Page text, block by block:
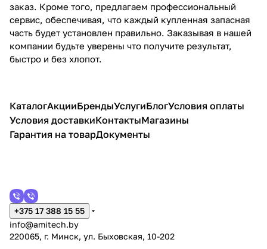
заказ. Кроме того, предлагаем профессиональный
сервис, обеспечивая, что каждый купленная запасная
часть будет установлен правильно. Заказывая в нашей
компании будьте уверены что получите результат,
быстро и без хлопот.
КаталогАкцииБрендыУслугиБлогУсловия оплаты
Условия доставкиКонтактыМагазины
Гарантия на товарДокументы
+375 17 388 15 55
info@amitech.by
220065, г. Минск, ул. Быховская, 10-202